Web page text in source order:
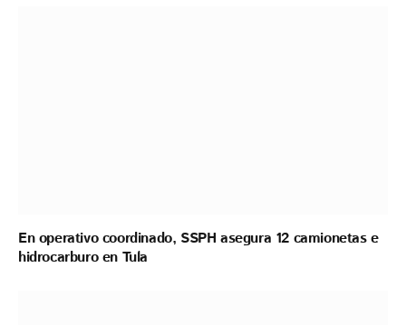
En operativo coordinado, SSPH asegura 12 camionetas e
hidrocarburo en Tula